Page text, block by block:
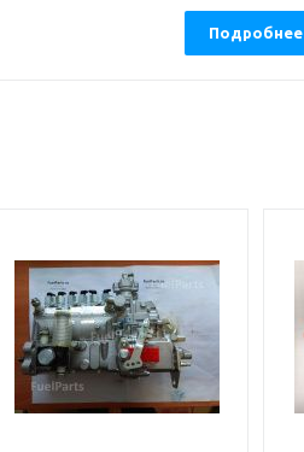
Подробнее